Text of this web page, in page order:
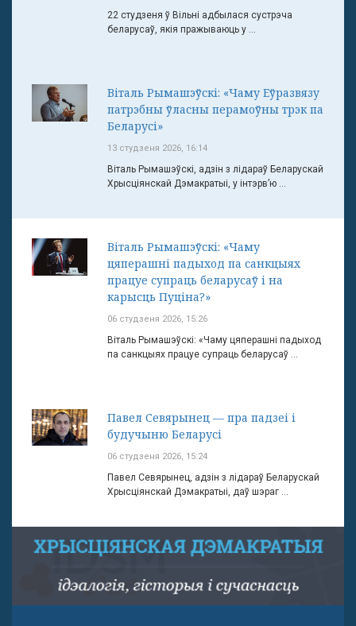
22 студзеня ў Вільні адбылася сустрэча
беларусаў, якія пражываюць у ...
Віталь Рымашэўскі: «Чаму Еўразвязу
патрэбны ўласны перамоўны трэк па
Беларусі»
13 студзеня 2026, 16:14
Віталь Рымашэўскі, адзін з лідараў Беларускай
Хрысціянскай Дэмакратыі, у інтэрв’ю ...
Віталь Рымашэўскі: «Чаму
цяперашні падыход па санкцыях
працуе супраць беларусаў і на
карысць Пуціна?»
06 студзеня 2026, 15:26
Віталь Рымашэўскі: «Чаму цяперашні падыход
па санкцыях працуе супраць беларусаў ...
Павел Севярынец — пра падзеі і
будучыню Беларусі
06 студзеня 2026, 15:24
Павел Севярынец, адзін з лідараў Беларускай
Хрысціянскай Дэмакратыі, даў шэраг ...